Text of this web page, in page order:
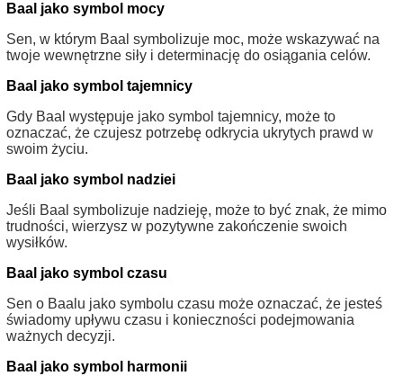
Baal jako symbol mocy
Sen, w którym Baal symbolizuje moc, może wskazywać na
twoje wewnętrzne siły i determinację do osiągania celów.
Baal jako symbol tajemnicy
Gdy Baal występuje jako symbol tajemnicy, może to
oznaczać, że czujesz potrzebę odkrycia ukrytych prawd w
swoim życiu.
Baal jako symbol nadziei
Jeśli Baal symbolizuje nadzieję, może to być znak, że mimo
trudności, wierzysz w pozytywne zakończenie swoich
wysiłków.
Baal jako symbol czasu
Sen o Baalu jako symbolu czasu może oznaczać, że jesteś
świadomy upływu czasu i konieczności podejmowania
ważnych decyzji.
Baal jako symbol harmonii